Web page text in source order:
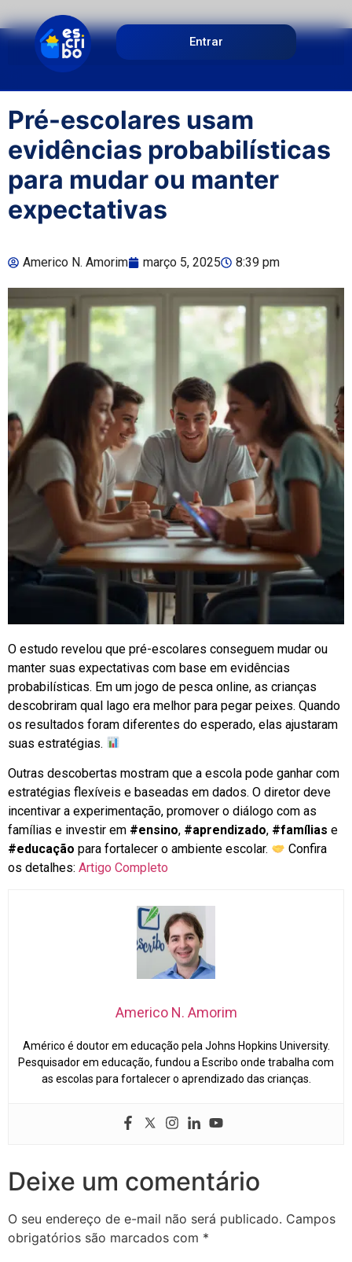
Entrar
Pré-escolares usam
evidências probabilísticas
para mudar ou manter
expectativas
Americo N. Amorim março 5, 2025 8:39 pm
O estudo revelou que pré-escolares conseguem mudar ou
manter suas expectativas com base em evidências
probabilísticas. Em um jogo de pesca online, as crianças
descobriram qual lago era melhor para pegar peixes. Quando
os resultados foram diferentes do esperado, elas ajustaram
suas estratégias.
Outras descobertas mostram que a escola pode ganhar com
estratégias flexíveis e baseadas em dados. O diretor deve
incentivar a experimentação, promover o diálogo com as
famílias e investir em #ensino, #aprendizado, #famílias e
#educação para fortalecer o ambiente escolar.
Confira
os detalhes: Artigo Completo
Americo N. Amorim
Américo é doutor em educação pela Johns Hopkins University.
Pesquisador em educação, fundou a Escribo onde trabalha com
as escolas para fortalecer o aprendizado das crianças.
Deixe um comentário
O seu endereço de e-mail não será publicado. Campos
obrigatórios são marcados com *